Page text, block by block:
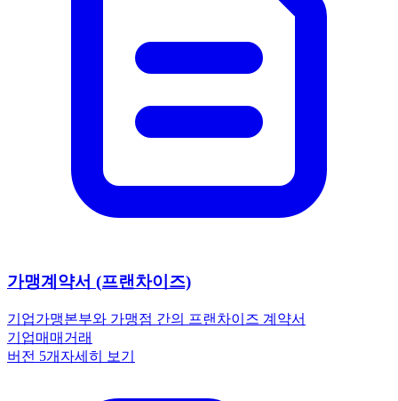
가맹계약서 (프랜차이즈)
기업가맹본부와 가맹점 간의 프랜차이즈 계약서
기업매매 거래
버전 5개 자세히 보기